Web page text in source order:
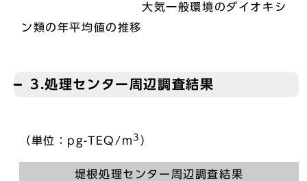
大気一般環境のダイオキシ
ン類の年平均値の推移
3.処理センター周辺調査結果
（単位：pg-TEQ/m3 ）
堤根処理センター周辺調査結果